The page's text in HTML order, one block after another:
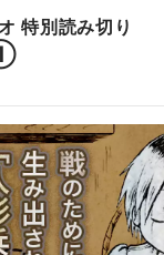
特別読み切り